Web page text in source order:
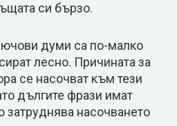
си бързо.
думи са по-малко
лесно. Причината за
се насочват към тези
дългите фрази имат
затруднява насочването